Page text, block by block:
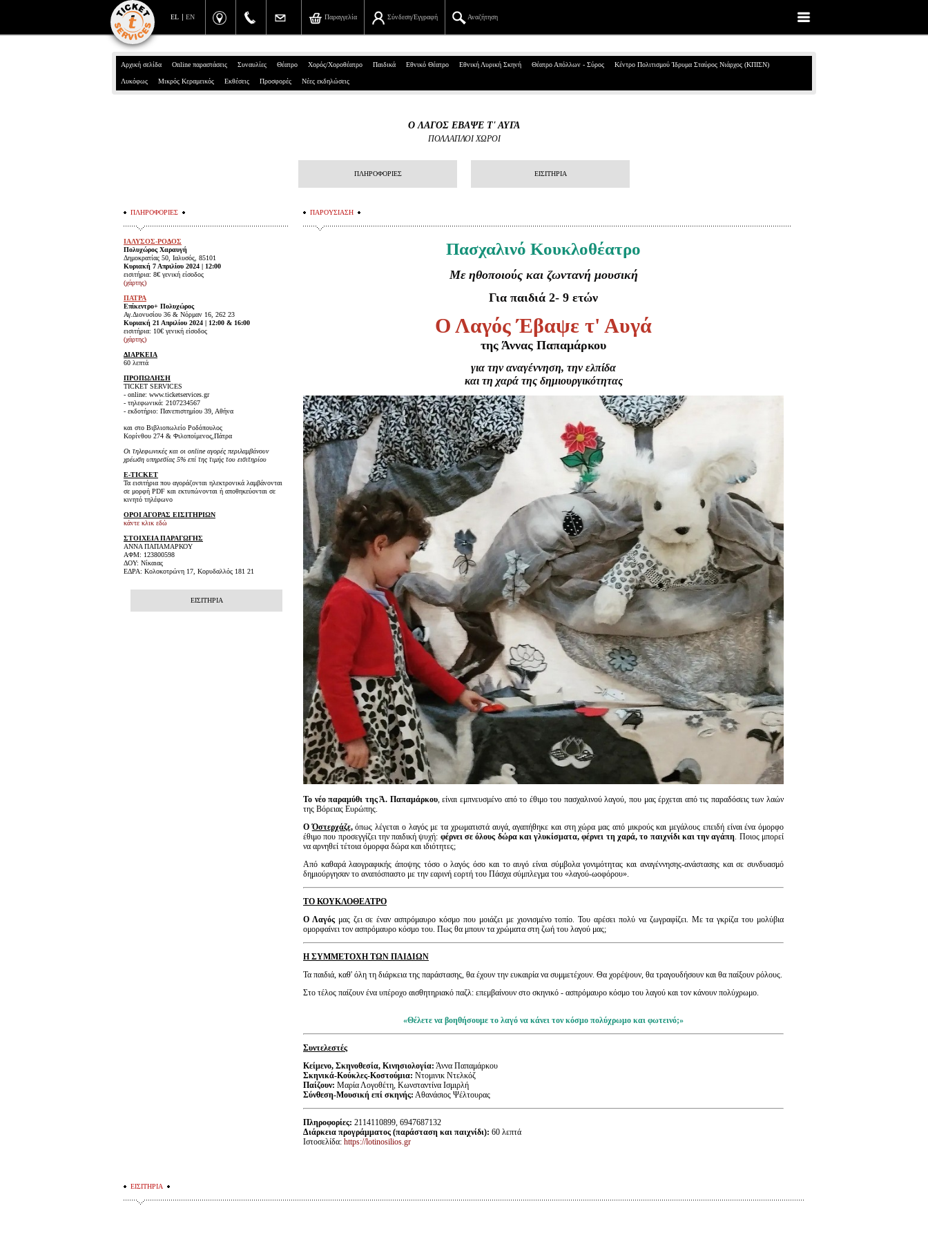
EN
EL Αναζήτηση
Σύνδεση/Εγγραφή
Παραγγελία
Πανεπιστημίου 39, Αθήνα
Αναζήτηση
Αναζήτηση παραγγελίας
Προσωπικά Δεδομένα
Αρχική σελίδα Online παραστάσεις Συναυλίες Θέατρο Χορός/Χοροθέατρο Παιδικά Εθνικό Θέατρο Εθνική Λυρική Σκηνή Θέατρο Απόλλων - Σύρος Κέντρο Πολιτισμού Ίδρυμα Σταύρος Νιάρχος (ΚΠΙΣΝ)
Λυκόφως Μικρός Κεραμεικός Εκθέσεις Προσφορές Νέες εκδηλώσεις
O ΛΑΓΟΣ ΕΒΑΨΕ Τ' ΑΥΓΑ
ΠΟΛΛΑΠΛΟΙ ΧΩΡΟΙ
ΠΛΗΡΟΦΟΡΙΕΣ ΕΙΣΙΤΗΡΙΑ
ΠΑΡΟΥΣΙΑΣΗ
Πασχαλινό Κουκλοθέατρο
Με ηθοποιούς και ζωντανή μουσική
Για παιδιά 2- 9 ετών
Ο Λαγός Έβαψε τ' Αυγά
της Άννας Παπαμάρκου
για την αναγέννηση, την ελπίδα
και τη χαρά της δημιουργικότητας
Το νέο παραμύθι της Ά. Παπαμάρκου, είναι εμπνευσμένο από το έθιμο του πασχαλινού λαγού, που μας έρχεται από τις παραδόσεις των λαών
της Βόρειας Ευρώπης.
ΟΌστερχάζε,όπως λέγεται ο λαγός με τα χρωματιστά αυγά, αγαπήθηκε και στη χώρα μας από μικρούς και μεγάλους επειδή είναι ένα όμορφο
έθιμο που προσεγγίζει την παιδική ψυχή: φέρνει σε όλους δώρα και γλυκίσματα, φέρνει τη χαρά, το παιχνίδι και την αγάπη. Ποιος μπορεί
να αρνηθεί τέτοια όμορφα δώρα και ιδιότητες;
Από καθαρά λαογραφικής άποψης τόσο ο λαγός όσο και το αυγό είναι σύμβολα γονιμότητας και αναγέννησης-ανάστασης και σε συνδυασμό
δημιούργησαν το αναπόσπαστο με την εαρινή εορτή του Πάσχα σύμπλεγμα του «λαγού-ωοφόρου».
ΤΟ ΚΟΥΚΛΟΘΕΑΤΡΟ
Ο Λαγόςμας ζει σε έναν ασπρόμαυρο κόσμο που μοιάζει με χιονισμένο τοπίο. Του αρέσει πολύ να ζωγραφίζει. Με τα γκρίζα του μολύβια
ομορφαίνει τον ασπρόμαυρο κόσμο του. Πως θα μπουν τα χρώματα στη ζωή του λαγού μας;
Η ΣΥΜΜΕΤΟΧΗ ΤΩΝ ΠΑΙΔΙΩΝ
Τα παιδιά, καθ' όλη τη διάρκεια της παράστασης, θα έχουν την ευκαιρία να συμμετέχουν. Θα χορέψουν, θα τραγουδήσουν και θα παίξουν ρόλους.
Στο τέλος παίζουν ένα υπέροχο αισθητηριακό παζλ: επεμβαίνουν στο σκηνικό - ασπρόμαυρο κόσμο του λαγού και τον κάνουν πολύχρωμο.
«Θέλετε να βοηθήσουμε το λαγό να κάνει τον κόσμο πολύχρωμο και φωτεινό;»
Συντελεστές
Κείμενο, Σκηνοθεσία, Κινησιολογία: Άννα Παπαμάρκου
Σκηνικά-Κούκλες-Κοστούμια: Ντομινικ Ντελκόζ
Παίζουν: Μαρία Λογοθέτη, Κωνσταντίνα Ισμιρλή
Σύνθεση-Μουσική επί σκηνής: Αθανάσιος Ψέλτουρας
Πληροφορίες: 2114110899, 6947687132
Διάρκεια προγράμματος (παράσταση και παιχνίδι): 60 λεπτά
Ιστοσελίδα: https://lotinosilios.gr
ΠΛΗΡΟΦΟΡΙΕΣ
ΙΑΛΥΣΟΣ-ΡΟΔΟΣ
Πολυχώρος Χαραυγή
Δημοκρατίας 50, Ιαλυσός, 85101
Κυριακή 7 Απριλίου 2024 | 12:00
εισιτήρια: 8€ γενική είσοδος
(χάρτης)
ΠΑΤΡΑ
Επίκεντρο+ Πολυχώρος
Αγ.Διονυσίου 36 & Νόρμαν 16, 262 23
Κυριακή 21 Απριλίου 2024 | 12:00 & 16:00
εισιτήρια: 10€ γενική είσοδος
(χάρτης)
ΔΙΑΡΚΕΙΑ
60 λεπτά
ΠΡΟΠΩΛΗΣΗ
TICKET SERVICES
- online: www.ticketservices.gr
- τηλεφωνικά: 2107234567
- εκδοτήριο: Πανεπιστημίου 39, Αθήνα
και στο Βιβλιοπωλείο Ροδόπουλος
Κορίνθου 274 & Φιλοποίμενος,Πάτρα
Οι τηλεφωνικές και οι online αγορές περιλαμβάνουν
χρέωση υπηρεσίας 5% επί της τιμής του εισιτηρίου
E-TICKET
Τα εισιτήρια που αγοράζονται ηλεκτρονικά λαμβάνονται
σε μορφή PDF και εκτυπώνονται ή αποθηκεύονται σε
κινητό τηλέφωνο
ΟΡΟΙ ΑΓΟΡΑΣ ΕΙΣΙΤΗΡΙΩΝ
κάντε κλικ εδώ
ΣΤΟΙΧΕΙΑ ΠΑΡΑΓΩΓΗΣ
ΑΝΝΑ ΠΑΠΑΜΑΡΚΟΥ
ΑΦΜ: 123800598
ΔΟΥ: Νίκαιας
ΕΔΡΑ: Κολοκοτρώνη 17, Κορυδαλλός 181 21
ΕΙΣΙΤΗΡΙΑ
ΕΙΣΙΤΗΡΙΑ